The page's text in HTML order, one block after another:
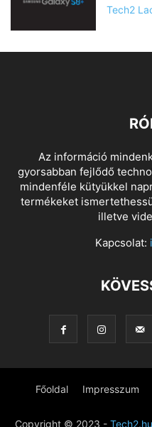
Tech2
Az információ
gyorsabban fejlődő
mindenféle kütyükkel
termékeket
illetve
Kapcsolat:
Főoldal Impresszum
Copyright © 2023 - Tech2.hu